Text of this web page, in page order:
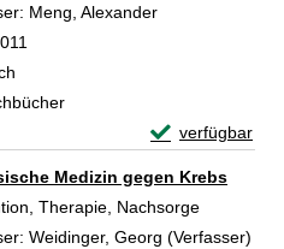
Meng, Alexander
verfügbar
Exemplar-
Medizin gegen Krebs
Therapie, Nachsorge
Weidinger, Georg (Verfasser)